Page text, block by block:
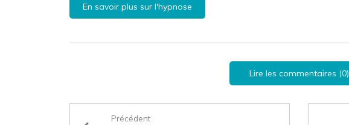
En savoir plus sur l'hypnose
Lire les commentaires (0)
Précédent